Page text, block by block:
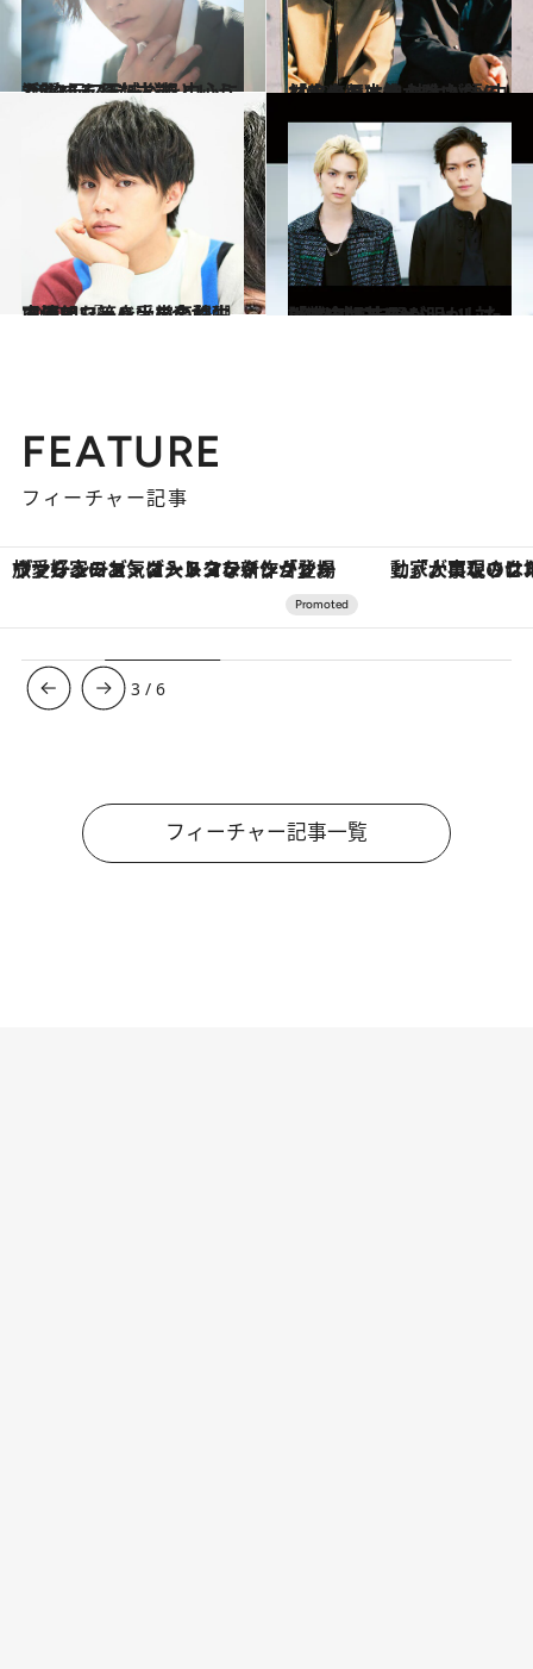
2018.11.23
2.5次元ステージを中心に活躍する 玉城裕規というたぐいまれな才能
カルチャー 2020.6.2
《完全版》神木隆之介×中村倫也の本音 神木が語る「トモ君は飾らないもんね」
カルチャー
2020.4.24
声優アワード受賞の醍醐虎汰朗 『#ハンド全力』で演じた等身大の高校生
カルチャー 2020.5.30
【完全版】THE RAMPAGEスペシャル対談 川村＆吉野が明かした「戦いは共に」
カルチャー
FEATURE
フィーチャー記事
「大事なのは地域の意識を変えること」。ロレックス賞受賞の自然保護活動家が実現させたナイジェリアの自然環境の復活 【夏限定ディナーコース】旬を
3 /6
フィーチャー記事一覧